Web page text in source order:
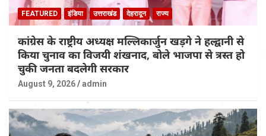
FEATURED इंडिया उत्तराखंड देहरादून राज्य
कांग्रेस के राष्ट्रीय अध्यक्ष मल्लिकार्जुन खड़गे ने हल्द्वानी से
किया चुनाव का विजयी शंखनाद, बोले भाजपा से त्रस्त हो
चुकी जनता बदलेगी सरकार
August 9, 2026 admin